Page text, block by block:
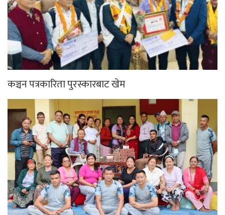
कञ्चन पत्रकारिता पुरस्कारबाट खेम